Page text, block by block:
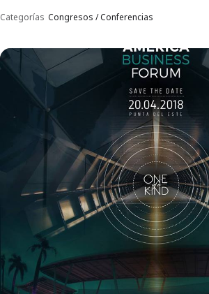
Categorías Congresos / Conferencias